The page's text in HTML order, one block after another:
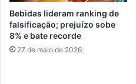
Bebidas lideram ranking de
falsificação; prejuízo sobe
8% e bate recorde
27 de maio de 2026